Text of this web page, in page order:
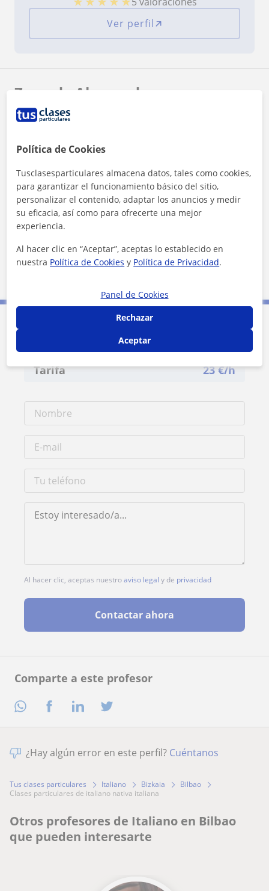
Comparte a este profesor
Ver perfil
Zona de Alessandra
Localidades a las que se desplaza para dar clase
Bilbao
+ −
Contacta con Alessandra
Tarifa 23€/h
Al hacer clic, aceptas nuestroaviso legal y de privacidad
Contactar ahora
¿Hay algún error en este perfil? Cuéntanos
Tus clases particulares Italiano Bizkaia
Bilbao
clases particulares de italiano nativa italiana
Otros profesores de Italiano en Bilbao
que pueden interesarte
Política de Cookies
Tusclasesparticulares almacena datos, tales como cookies,
para garantizar el funcionamiento básico del sitio,
personalizar el contenido, adaptar los anuncios y medir
su eficacia, así como para ofrecerte una mejor
experiencia.
Al hacer clic en “Aceptar”, aceptas lo establecido en
nuestra Política de Cookies y Política de Privacidad.
Panel de Cookies
Rechazar
Aceptar